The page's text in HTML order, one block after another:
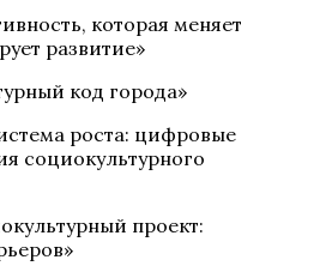
которая меняет
развитие»
код города»
роста: цифровые
социокультурного
проект: